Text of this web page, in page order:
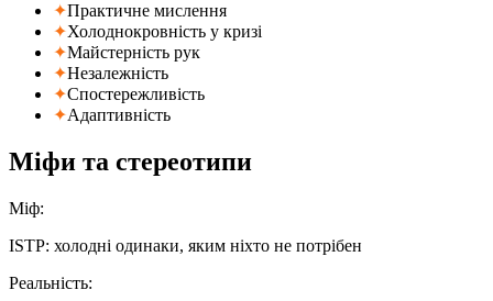
✦Практичне мислення
✦Холоднокровність у кризі
✦Майстерність рук
✦Незалежність
✦Спостережливість
✦Адаптивність
Мiфи та стереотипи
Мiф:
ISTP: холодні одинаки, яким ніхто не потрібен
Реальнiсть: